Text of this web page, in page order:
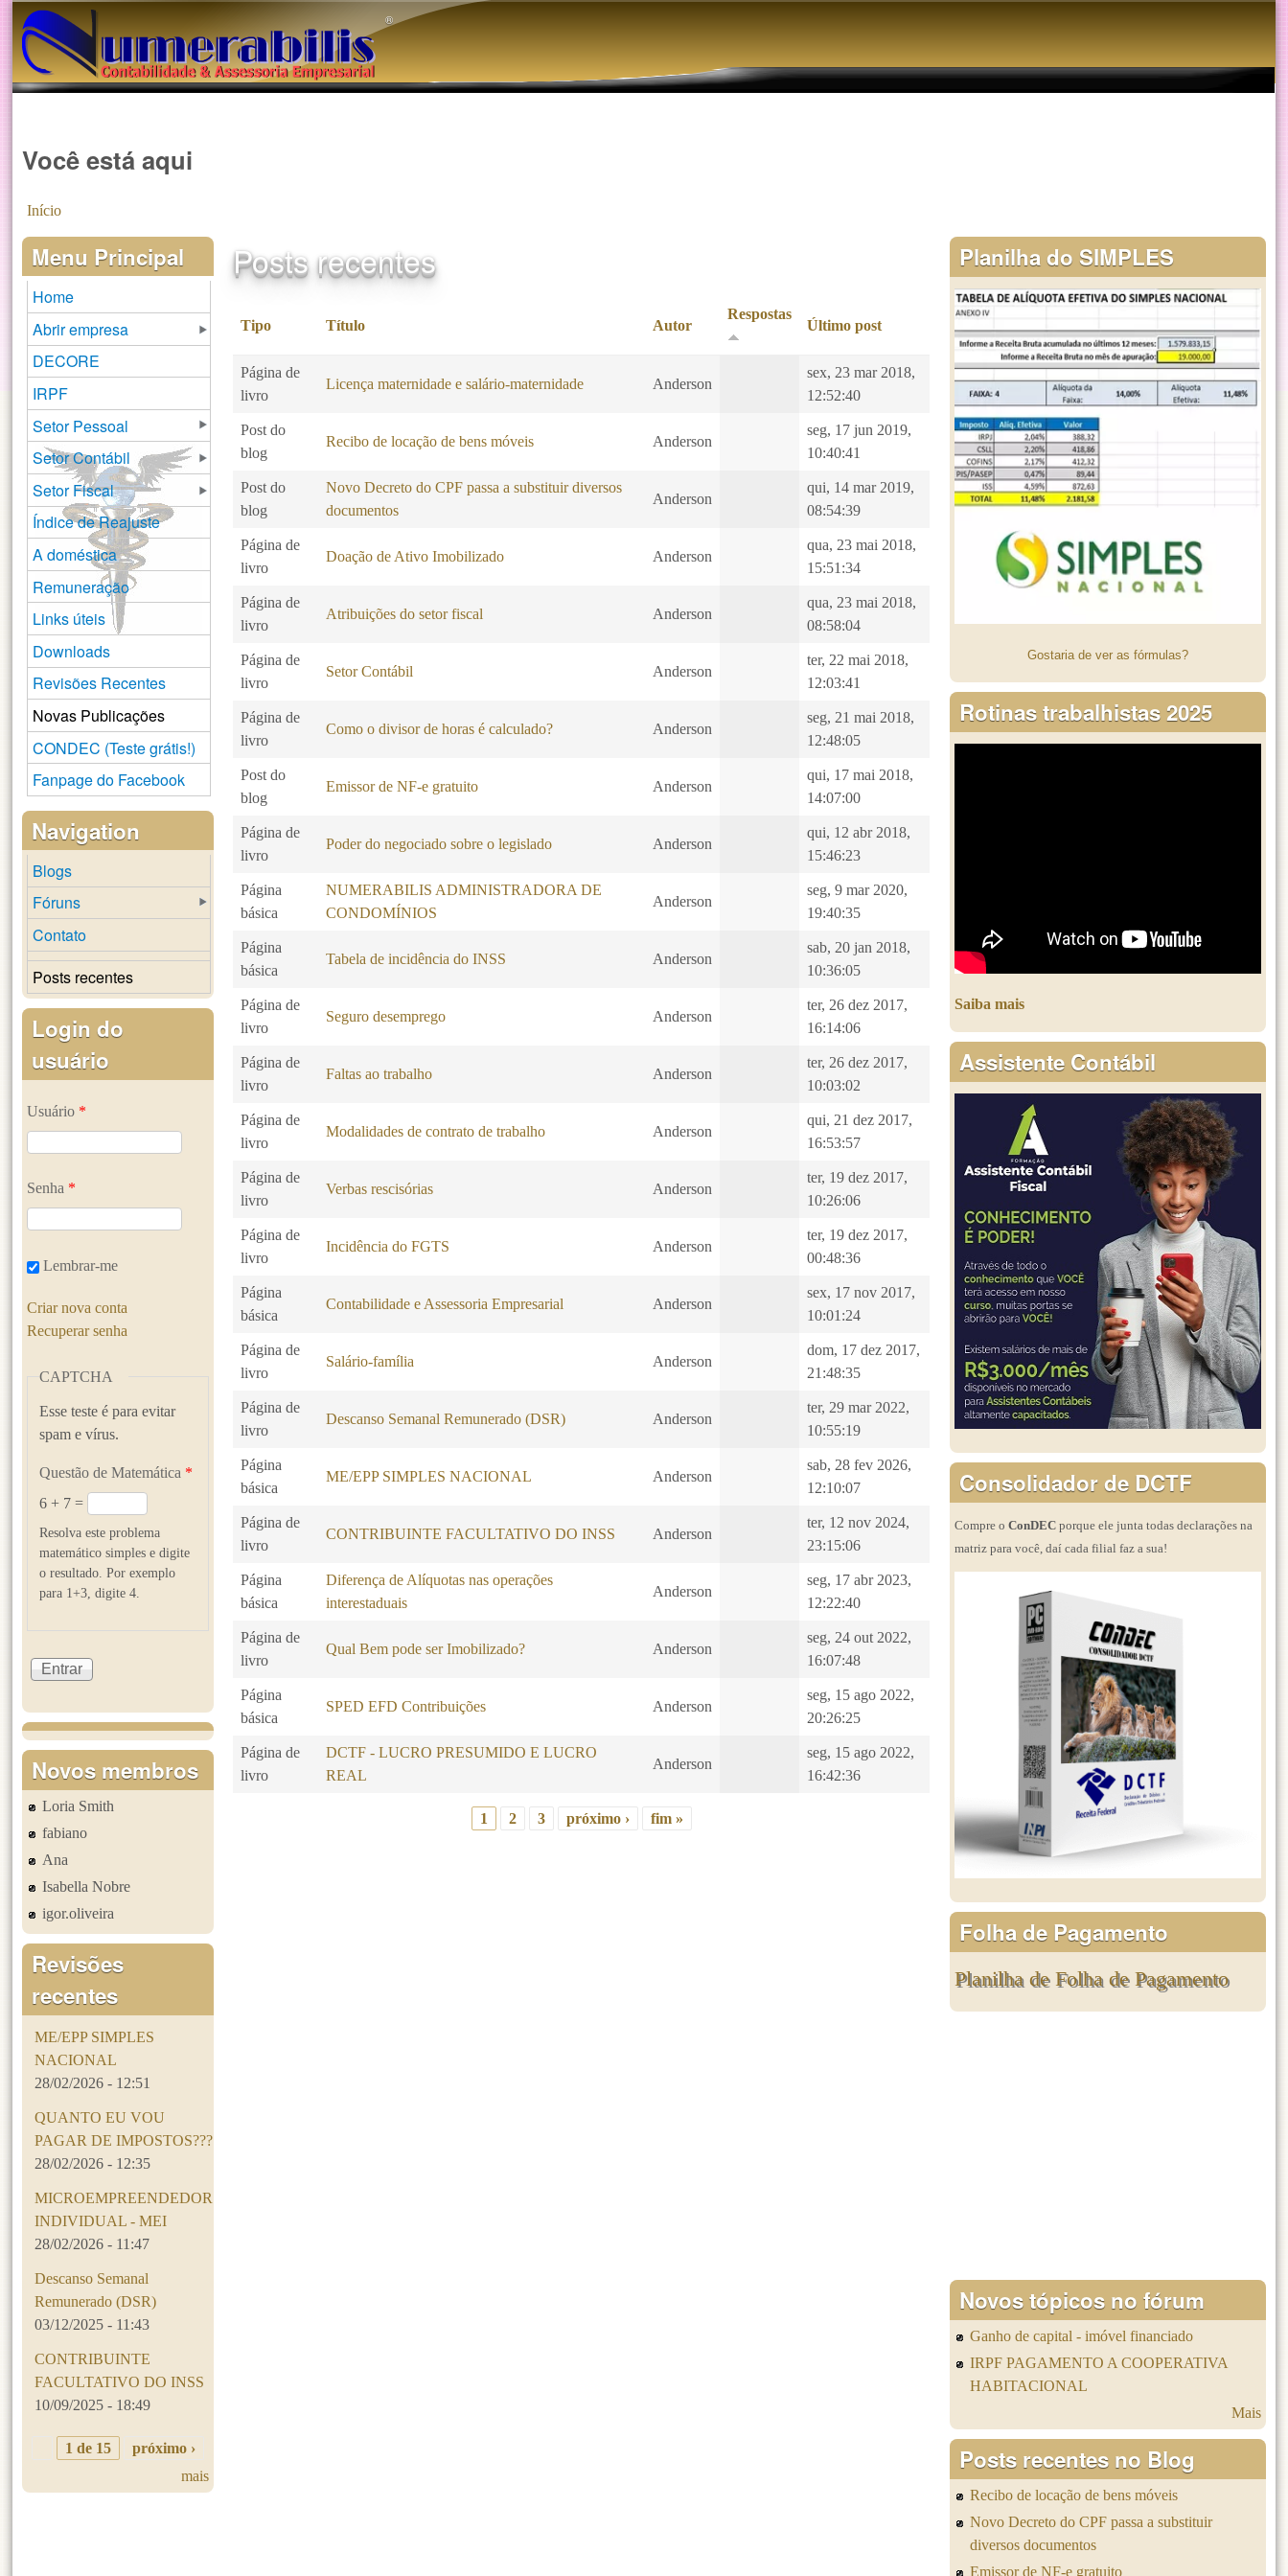
®️
Você está aqui
Início
Posts recentes
Tipo Título Autor
Respostas
Último post
Página de
livro
Licença maternidade e salário-maternidade Anderson
sex, 23 mar 2018,
12:52:40
Post do
blog
Recibo de locação de bens móveis Anderson
seg, 17 jun 2019,
10:40:41
Post do
blog
Novo Decreto do CPF passa a substituir diversos
documentos
Anderson
qui, 14 mar 2019,
08:54:39
Página de
livro
Doação de Ativo Imobilizado Anderson
qua, 23 mai 2018,
15:51:34
Página de
livro
Atribuições do setor fiscal Anderson
qua, 23 mai 2018,
08:58:04
Página de
livro
Setor Contábil Anderson
ter, 22 mai 2018,
12:03:41
Página de
livro
Como o divisor de horas é calculado? Anderson
seg, 21 mai 2018,
12:48:05
Post do
blog
Emissor de NF-e gratuito Anderson
qui, 17 mai 2018,
14:07:00
Página de
livro
Poder do negociado sobre o legislado Anderson
qui, 12 abr 2018,
15:46:23
Página
básica
NUMERABILIS ADMINISTRADORA DE
CONDOMÍNIOS
Anderson
seg, 9 mar 2020,
19:40:35
Página
básica
Tabela de incidência do INSS Anderson
sab, 20 jan 2018,
10:36:05
Página de
livro
Seguro desemprego Anderson
ter, 26 dez 2017,
16:14:06
Página de
livro
Faltas ao trabalho Anderson
ter, 26 dez 2017,
10:03:02
Página de
livro
Modalidades de contrato de trabalho Anderson
qui, 21 dez 2017,
16:53:57
Página de
livro
Verbas rescisórias Anderson
ter, 19 dez 2017,
10:26:06
Página de
livro
Incidência do FGTS Anderson
ter, 19 dez 2017,
00:48:36
Página
básica
Contabilidade e Assessoria Empresarial Anderson
sex, 17 nov 2017,
10:01:24
Página de
livro
Salário-família Anderson
dom, 17 dez 2017,
21:48:35
Página de
livro
Descanso Semanal Remunerado (DSR) Anderson
ter, 29 mar 2022,
10:55:19
Página
básica
ME/EPP SIMPLES NACIONAL Anderson
sab, 28 fev 2026,
12:10:07
Página de
livro
CONTRIBUINTE FACULTATIVO DO INSS Anderson
ter, 12 nov 2024,
23:15:06
Página
básica
Diferença de Alíquotas nas operações
interestaduais
Anderson
seg, 17 abr 2023,
12:22:40
Página de
livro
Qual Bem pode ser Imobilizado? Anderson
seg, 24 out 2022,
16:07:48
Página
básica
SPED EFD Contribuições Anderson
seg, 15 ago 2022,
20:26:25
Página de
livro
DCTF - LUCRO PRESUMIDO E LUCRO
REAL
Anderson
seg, 15 ago 2022,
16:42:36
1 2 3 próximo › fim »
Menu Principal
Home
Abrir empresa
DECORE
IRPF
Setor Pessoal
Setor Contábil
Setor Fiscal
Índice de Reajuste
A doméstica
Remuneração
Links úteis
Downloads
Revisões Recentes
Novas Publicações
CONDEC (Teste grátis!)
Fanpage do Facebook
Navigation
Blogs
Fóruns
Contato
Posts recentes
Login do
usuário
Usuário *
Senha *
Lembrar-me
Criar nova conta
Recuperar senha
CAPTCHA
Esse teste é para evitar
spam e vírus.
Questão de Matemática *
6 + 7 =
Resolva este problema
matemático simples e digite
o resultado. Por exemplo
para 1+3, digite 4.
Novos membros
Loria Smith
fabiano
Ana
Isabella Nobre
igor.oliveira
Revisões
recentes
ME/EPP SIMPLES
NACIONAL
28/02/2026 - 12:51
QUANTO EU VOU
PAGAR DE IMPOSTOS???
28/02/2026 - 12:35
MICROEMPREENDEDOR
INDIVIDUAL - MEI
28/02/2026 - 11:47
Descanso Semanal
Remunerado (DSR)
03/12/2025 - 11:43
CONTRIBUINTE
FACULTATIVO DO INSS
10/09/2025 - 18:49
1 de 15
próximo ›
mais
Planilha do SIMPLES
Gostaria de ver as fórmulas?
Rotinas trabalhistas 2025
Saiba mais
Assistente Contábil
Consolidador de DCTF
Compre o ConDEC porque ele junta todas declarações na
matriz para você, daí cada filial faz a sua!
Folha de Pagamento
Planilha de Folha de Pagamento
Novos tópicos no fórum
Ganho de capital - imóvel financiado
IRPF PAGAMENTO A COOPERATIVA
HABITACIONAL
Mais
Posts recentes no Blog
Recibo de locação de bens móveis
Novo Decreto do CPF passa a substituir
diversos documentos
Emissor de NF-e gratuito